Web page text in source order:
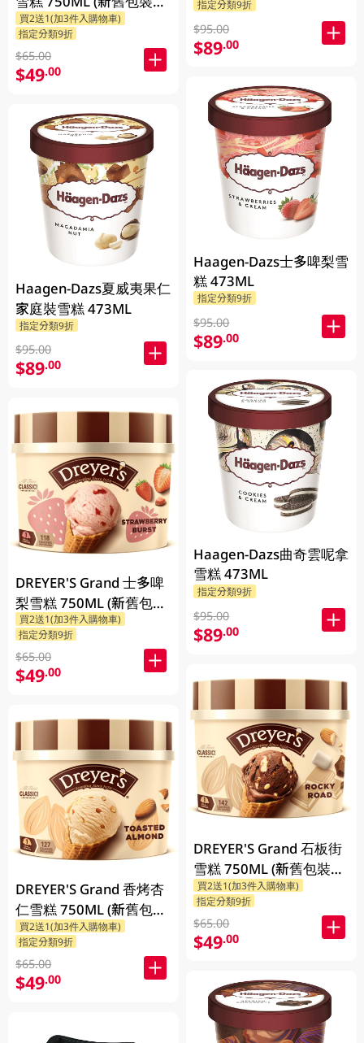
機發貨)
買2送1(加3件入購物車)
指定分類9折
$65.00
$49.00
Haagen-Dazs夏威夷果仁
家庭裝雪糕 473ML
指定分類9折
$95.00
$89.00
DREYER'S Grand 士多啤
梨雪糕 750ML (新舊包裝
隨機發貨)
買2送1(加3件入購物車)
指定分類9折
$65.00
$49.00
DREYER'S Grand 香烤杏
仁雪糕 750ML (新舊包裝
隨機發貨)
買2送1(加3件入購物車)
指定分類9折
$65.00
$49.00
指定分類9折
$95.00
$89.00
Haagen-Dazs士多啤梨雪
糕 473ML
指定分類9折
$95.00
$89.00
Haagen-Dazs曲奇雲呢拿
雪糕 473ML
指定分類9折
$95.00
$89.00
DREYER'S Grand 石板街
雪糕 750ML (新舊包裝隨
機發貨)
買2送1(加3件入購物車)
指定分類9折
$65.00
$49.00